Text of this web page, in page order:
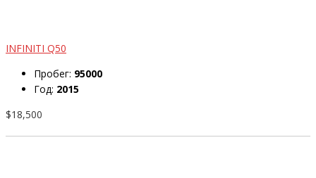
INFINITI Q50
Пробег: 95000
Год: 2015
$18,500